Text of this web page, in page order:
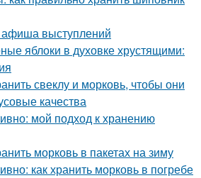
выступлений
яблоки в духовке хрустящими:
свеклу и морковь, чтобы они
качества
мой подход к хранению
морковь в пакетах на зиму
как хранить морковь в погребе